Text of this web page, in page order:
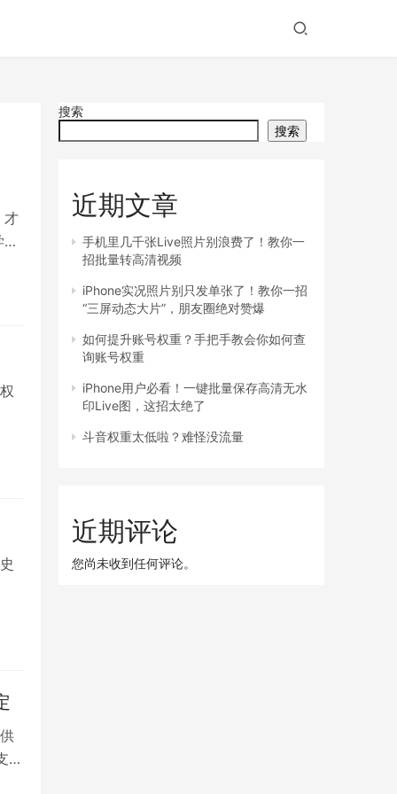
才
持
搜索
搜索
近期文章
手机里几千张Live照片别浪费了！教你一
招批量转高清视频
iPhone实况照片别只发单张了！教你一招
“三屏动态大片”，朋友圈绝对赞爆
如何提升账号权重？手把手教会你如何查
询账号权重
iPhone用户必看！一键批量保存高清无水
印Live图，这招太绝了
斗音权重太低啦？难怪没流量
近期评论
您尚未收到任何评论。